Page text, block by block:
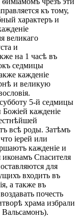
къ тому,
характеръ и
великаго
и
на 1 часѣ въ
седмицы
кажденіе
и великую
5-й седмицы
кажденіе
всѣ роды. Затѣмъ
іерей или
кажденіе и
иконамъ Спасителя
для
входить въ
а также въ
почесть
храма избрали
Вальсамонъ).